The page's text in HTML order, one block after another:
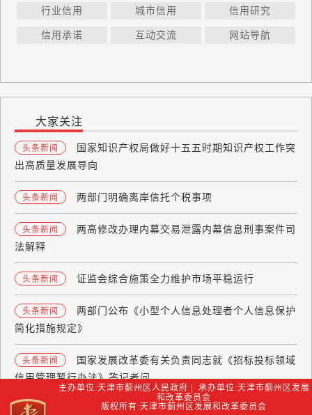
行业信用 城市信用 信用研究
信用承诺 互动交流 网站导航
大家关注
头条新闻
国家知识产权局做好十五五时期知识产权工作突
出高质量发展导向
头条新闻 两部门明确离岸信托个税事项
头条新闻
两高修改办理内幕交易泄露内幕信息刑事案件司
法解释
头条新闻 证监会综合施策全力维护市场平稳运行
头条新闻
两部门公布《小型个人信息处理者个人信息保护
简化措施规定》
头条新闻
国家发展改革委有关负责同志就《招标投标领域
信用管理暂行办法》答记者问
主办单位:天津市蓟州区人民政府 | 承办单位:天津市蓟州区发展
和改革委员会
版权所有:天津市蓟州区发展和改革委员会